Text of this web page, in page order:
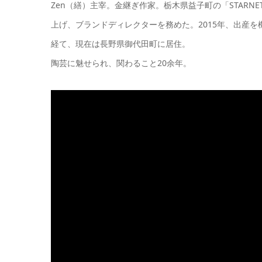
Zen（繕）主宰。金継ぎ作家。栃木県益子町の「
上げ、ブランドディレクターを務めた。2015年、出産
経て、現在は長野県御代田町に居住。
陶芸に魅せられ、関わること20余年。